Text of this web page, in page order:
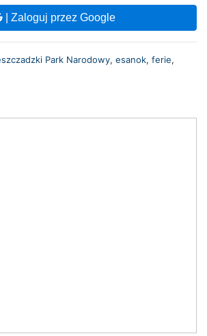
| Zaloguj przez Google
Park Narodowy, esanok, ferie,